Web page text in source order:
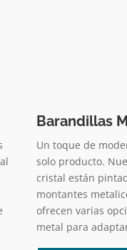
Barandillas
Un toque de
solo producto.
cristal están
montantes
ofrecen varias
metal para